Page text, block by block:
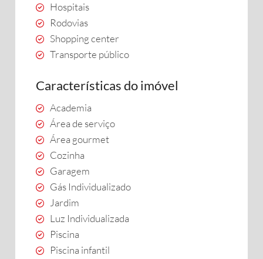
Hospitais
Rodovias
Shopping center
Transporte público
Características do imóvel
Academia
Área de serviço
Área gourmet
Cozinha
Garagem
Gás Individualizado
Jardim
Luz Individualizada
Piscina
Piscina infantil